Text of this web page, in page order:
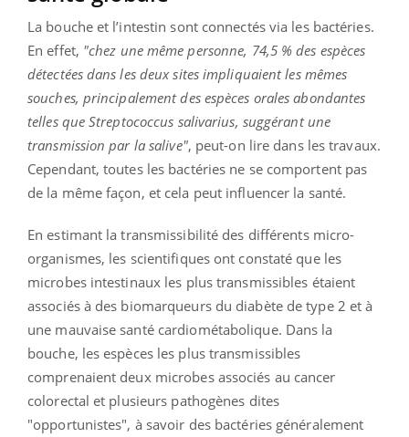
La bouche et l’intestin sont connectés via les bactéries.
En effet, "chez une même personne, 74,5 % des espèces
détectées dans les deux sites impliquaient les mêmes
souches, principalement des espèces orales abondantes
telles que Streptococcus salivarius, suggérant une
transmission par la salive", peut-on lire dans les travaux.
Cependant, toutes les bactéries ne se comportent pas
de la même façon, et cela peut influencer la santé.
En estimant la transmissibilité des différents micro-
organismes, les scientifiques ont constaté que les
microbes intestinaux les plus transmissibles étaient
associés à des biomarqueurs du diabète de type 2 et à
une mauvaise santé cardiométabolique. Dans la
bouche, les espèces les plus transmissibles
comprenaient deux microbes associés au cancer
colorectal et plusieurs pathogènes dites
"opportunistes", à savoir des bactéries généralement